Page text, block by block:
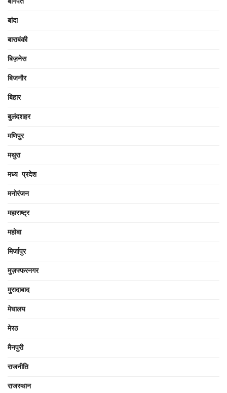
बांदा
बाराबंकी
बिज़नेस
बिजनौर
बिहार
बुलंदशहर
मणिपुर
मथुरा
मध्य प्रदेश
मनोरंजन
महाराष्ट्र
महोबा
मिर्जापुर
मुज़फ्फरनगर
मुरादाबाद
मेघालय
मेरठ
मैनपुरी
राजनीति
राजस्थान